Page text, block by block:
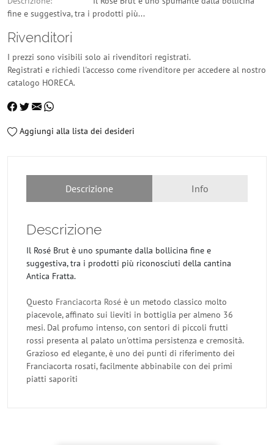
fine e suggestiva, tra i prodotti più...
Rivenditori
I prezzi sono visibili solo ai rivenditori registrati.
Registrati e richiedi l'accesso come rivenditore per accedere al nostro
catalogo HORECA.
Aggiungi alla lista dei desideri
Descrizione Info
Descrizione
Il Rosé Brut è uno spumante dalla bollicina fine e
suggestiva, tra i prodotti più riconosciuti della cantina
Antica Fratta.
Questo Franciacorta Rosé è un metodo classico molto
piacevole, affinato sui lieviti in bottiglia per almeno 36
mesi. Dal profumo intenso, con sentori di piccoli frutti
rossi presenta al palato un'ottima persistenza e cremosità.
Grazioso ed elegante, è uno dei punti di riferimento dei
Franciacorta rosati, facilmente abbinabile con dei primi
piatti saporiti